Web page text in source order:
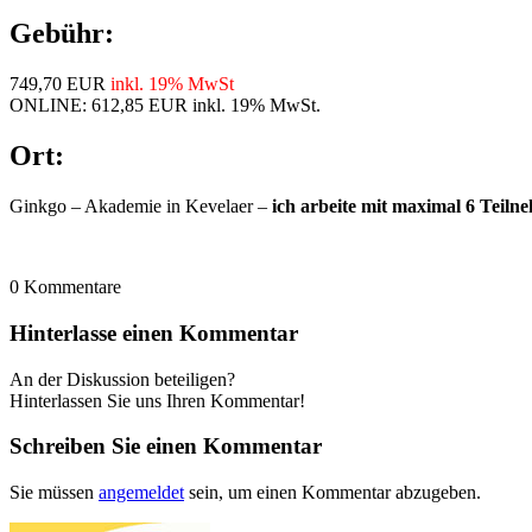
Gebühr:
749,70 EUR inkl. 19% MwSt
ONLINE: 612,85 EUR inkl. 19% MwSt.
Ort:
Ginkgo – Akademie in Kevelaer – ich arbeite mit maximal 6
0 Kommentare
Hinterlasse einen Kommentar
An der Diskussion beteiligen?
Hinterlassen Sie uns Ihren Kommentar!
Schreiben Sie einen Kommentar
Sie müssen angemeldet sein, um einen Kommentar abzugeben.